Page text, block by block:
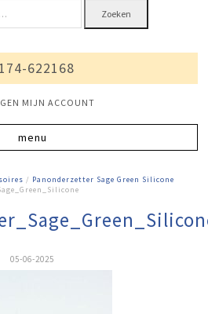
Zoeken
622168
MIJN ACCOUNT
/ Panonderzetter Sage Green Silicone
05-06-2025